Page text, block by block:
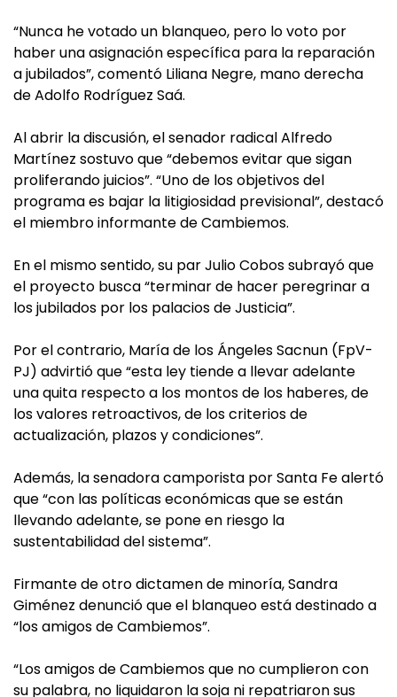
“Nunca he votado un blanqueo, pero lo voto por
haber una asignación específica para la reparación
a jubilados”, comentó Liliana Negre, mano derecha
de Adolfo Rodríguez Saá.
Al abrir la discusión, el senador radical Alfredo
Martínez sostuvo que “debemos evitar que sigan
proliferando juicios”. “Uno de los objetivos del
programa es bajar la litigiosidad previsional”, destacó
el miembro informante de Cambiemos.
En el mismo sentido, su par Julio Cobos subrayó que
el proyecto busca “terminar de hacer peregrinar a
los jubilados por los palacios de Justicia”.
Por el contrario, María de los Ángeles Sacnun (FpV-
PJ) advirtió que “esta ley tiende a llevar adelante
una quita respecto a los montos de los haberes, de
los valores retroactivos, de los criterios de
actualización, plazos y condiciones”.
Además, la senadora camporista por Santa Fe alertó
que “con las políticas económicas que se están
llevando adelante, se pone en riesgo la
sustentabilidad del sistema”.
Firmante de otro dictamen de minoría, Sandra
Giménez denunció que el blanqueo está destinado a
“los amigos de Cambiemos”.
“Los amigos de Cambiemos que no cumplieron con
su palabra, no liquidaron la soja ni repatriaron sus